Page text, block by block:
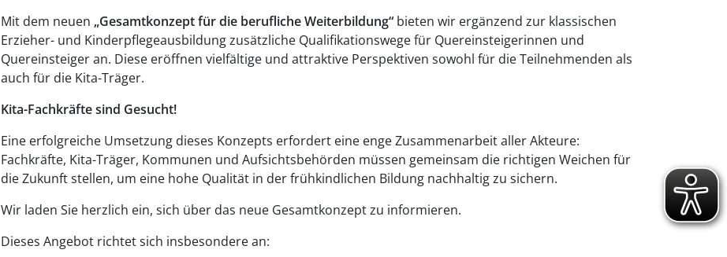
Mit dem neuen „Gesamtkonzept für die berufliche Weiterbildung“ bieten wir ergänzend zur klassischen
Erzieher- und Kinderpflegeausbildung zusätzliche Qualifikationswege für Quereinsteigerinnen und
Quereinsteiger an. Diese eröffnen vielfältige und attraktive Perspektiven sowohl für die Teilnehmenden als
auch für die Kita-Träger.
Kita-Fachkräfte sind Gesucht!
Eine erfolgreiche Umsetzung dieses Konzepts erfordert eine enge Zusammenarbeit aller Akteure:
Fachkräfte, Kita-Träger, Kommunen und Aufsichtsbehörden müssen gemeinsam die richtigen Weichen für
die Zukunft stellen, um eine hohe Qualität in der frühkindlichen Bildung nachhaltig zu sichern.
Wir laden Sie herzlich ein, sich über das neue Gesamtkonzept zu informieren.
Dieses Angebot richtet sich insbesondere an: